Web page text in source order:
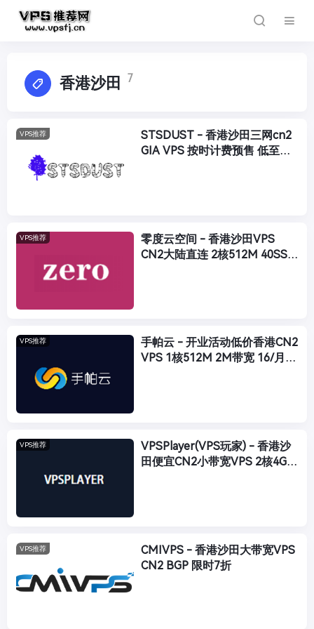
香港沙田 7
VPS推荐
STSDUST - 香港沙田三网cn2
GIA VPS 按时计费预售 低至
VPS推荐
零度云空间 - 香港沙田VPS
CN2大陆直连 2核512M 40SSD
VPS推荐
手帕云 - 开业活动低价香港CN2
VPS 1核512M 2M带宽 16/月
VPS推荐
VPSPlayer(VPS玩家) - 香港沙
田便宜CN2小带宽VPS 2核4G内
VPS推荐
CMIVPS - 香港沙田大带宽VPS
CN2 BGP 限时7折